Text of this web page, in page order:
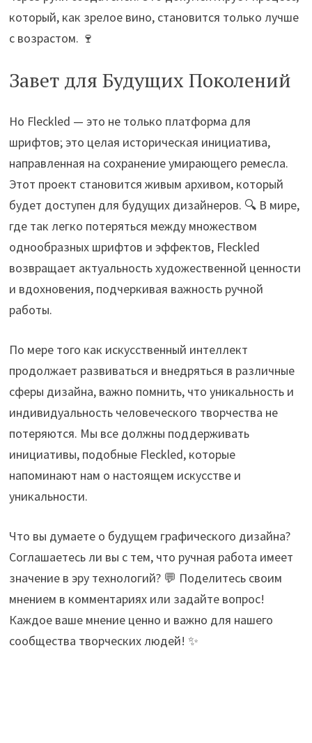
который, как зрелое вино, становится только лучше
с возрастом. 🍷
Завет для Будущих Поколений
Но Fleckled — это не только платформа для
шрифтов; это целая историческая инициатива,
направленная на сохранение умирающего ремесла.
Этот проект становится живым архивом, который
будет доступен для будущих дизайнеров. 🔍 В мире,
где так легко потеряться между множеством
однообразных шрифтов и эффектов, Fleckled
возвращает актуальность художественной ценности
и вдохновения, подчеркивая важность ручной
работы.
По мере того как искусственный интеллект
продолжает развиваться и внедряться в различные
сферы дизайна, важно помнить, что уникальность и
индивидуальность человеческого творчества не
потеряются. Мы все должны поддерживать
инициативы, подобные Fleckled, которые
напоминают нам о настоящем искусстве и
уникальности.
Что вы думаете о будущем графического дизайна?
Соглашаетесь ли вы с тем, что ручная работа имеет
значение в эру технологий? 💬 Поделитесь своим
мнением в комментариях или задайте вопрос!
Каждое ваше мнение ценно и важно для нашего
сообщества творческих людей! ✨